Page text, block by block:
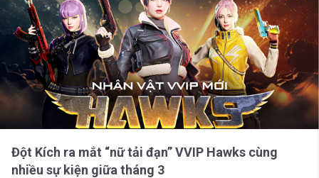
Đột Kích ra mắt “nữ tải đạn” VVIP Hawks cùng
nhiều sự kiện giữa tháng 3